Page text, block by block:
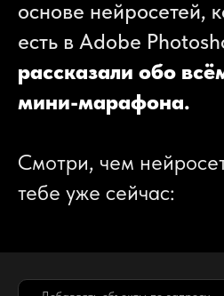
основе нейросетей,
есть в Adobe
рассказали обо
мини-марафона.
Смотри, чем
тебе уже сейчас:
1️⃣ Добавлять любые
объекты в кадр